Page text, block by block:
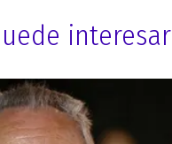
interesar